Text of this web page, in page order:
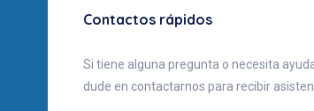
Contactos rápidos
Si tiene alguna pregunta o necesita
dude en contactarnos para recibir